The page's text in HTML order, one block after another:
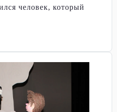
человек, который